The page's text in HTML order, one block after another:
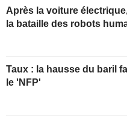
Après la voiture
la bataille des robots
Taux : la hausse du baril
le 'NFP'